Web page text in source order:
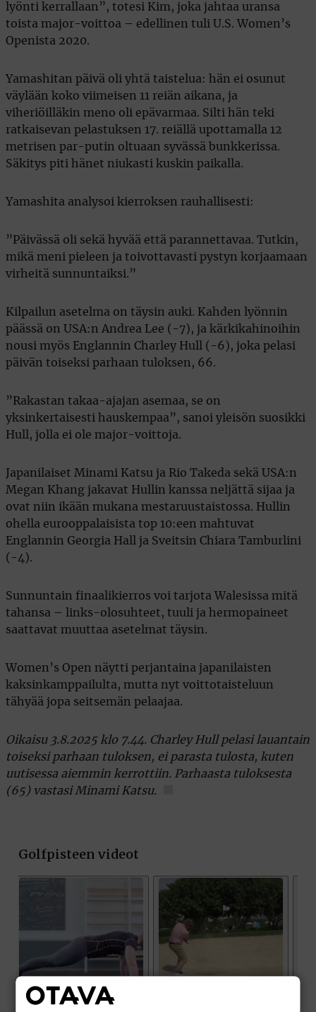
lyönti kerrallaan”, totesi Kim, joka jahtaa uransa
toista major-voittoa – edellinen tuli U.S. Women’s
Openista 2020.
Yamashitan päivä oli yhtä taistelua: hän ei osunut
väylään koko viimeisen 11 reiän aikana, ja
viheriöilläkin meno oli epävarmaa. Silti hän teki
ratkaisevan pelastuksen 17. reiällä upottamalla 12
metrisen par-putin oltuaan syvässä bunkkerissa.
Säkitys piti hänet niukasti kuskin paikalla.
Yamashita analysoi kierroksen rauhallisesti:
”Päivässä oli sekä hyvää että parannettavaa. Tutkin,
mikä meni pieleen ja toivottavasti pystyn korjaamaan
virheitä sunnuntaiksi.”
Kilpailun asetelma on täysin auki. Kahden lyönnin
päässä on USA:n Andrea Lee (-7), ja kärkikahinoihin
nousi myös Englannin Charley Hull (-6), joka pelasi
päivän toiseksi parhaan tuloksen, 66.
”Rakastan takaa-ajajan asemaa, se on
yksinkertaisesti hauskempaa”, sanoi yleisön suosikki
Hull, jolla ei ole major-voittoja.
Japanilaiset Minami Katsu ja Rio Takeda sekä USA:n
Megan Khang jakavat Hullin kanssa neljättä sijaa ja
ovat niin ikään mukana mestaruustaistossa. Hullin
ohella eurooppalaisista top 10:een mahtuvat
Englannin Georgia Hall ja Sveitsin Chiara Tamburlini
(-4).
Sunnuntain finaalikierros voi tarjota Walesissa mitä
tahansa – links-olosuhteet, tuuli ja hermopaineet
saattavat muuttaa asetelmat täysin.
Women’s Open näytti perjantaina japanilaisten
kaksinkamppailulta, mutta nyt voittotaisteluun
tähyää jopa seitsemän pelaajaa.
Oikaisu 3.8.2025 klo 7.44. Charley Hull pelasi lauantain
toiseksi parhaan tuloksen, ei parasta tulosta, kuten
uutisessa aiemmin kerrottiin. Parhaasta tuloksesta
(65) vastasi Minami Katsu.